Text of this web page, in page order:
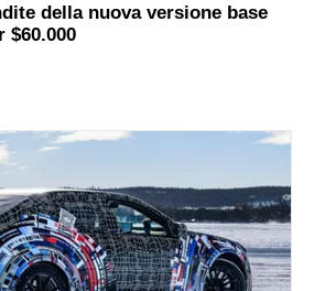
della nuova versione base
$60.000